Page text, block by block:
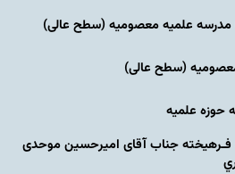
علمیه معصومیه‌ (سطح عالی)
(سطح عالی)
حوزه علمیه
جناب آقای امیرحسین موحدی